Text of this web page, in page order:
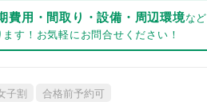
費用・間取り・設備・周辺環境など
す！お気軽にお問合せください！
子割 合格前予約可